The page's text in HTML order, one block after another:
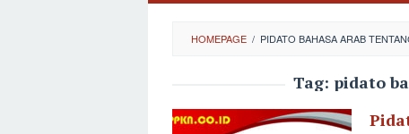
HOMEPAGE / PIDATO BAHASA ARAB
Tag: pidato